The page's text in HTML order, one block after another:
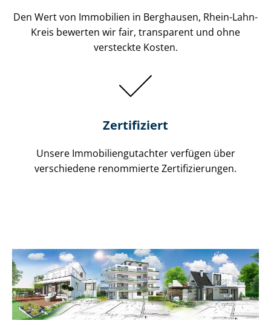
Den Wert von Immobilien in Berghausen, Rhein-Lahn-
Kreis bewerten wir fair, transparent und ohne
versteckte Kosten.
Zertifiziert
Unsere Immobilien­gutachter verfügen über
verschiedene renommierte Zer­ti­fi­zie­run­gen.